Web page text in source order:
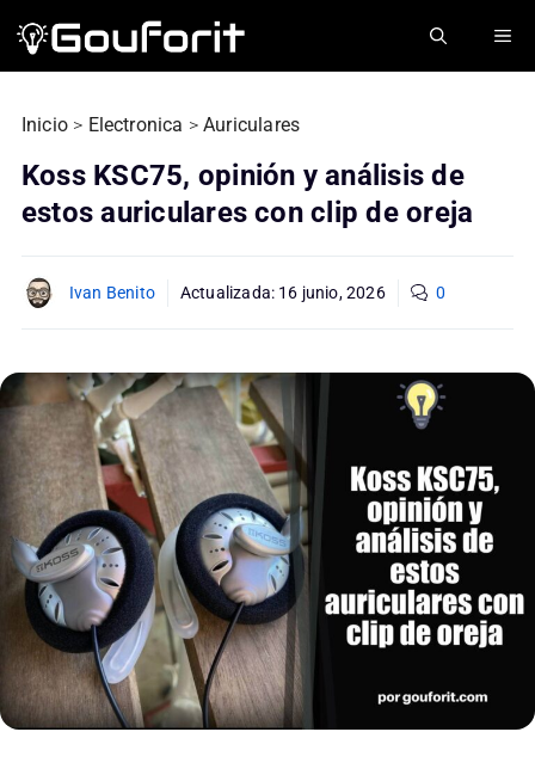
Inicio > Electronica >Auriculares
Koss KSC75, opinión y análisis de
estos auriculares con clip de oreja
Ivan Benito Actualizada: 16 junio, 2026 0